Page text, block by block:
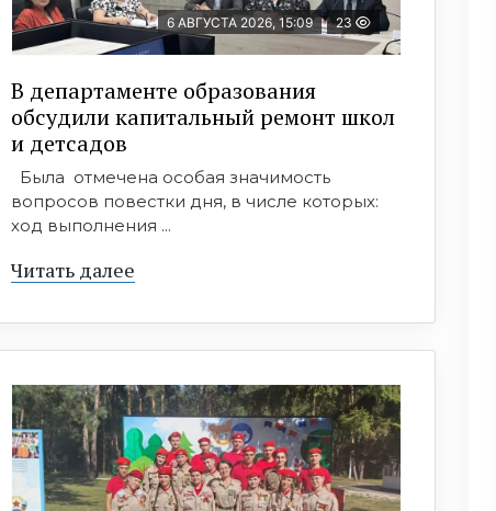
6 АВГУСТА 2026, 15:09 23
В департаменте образования
обсудили капитальный ремонт школ
и детсадов
Была отмечена особая значимость
вопросов повестки дня, в числе которых:
ход выполнения ...
Читать далее